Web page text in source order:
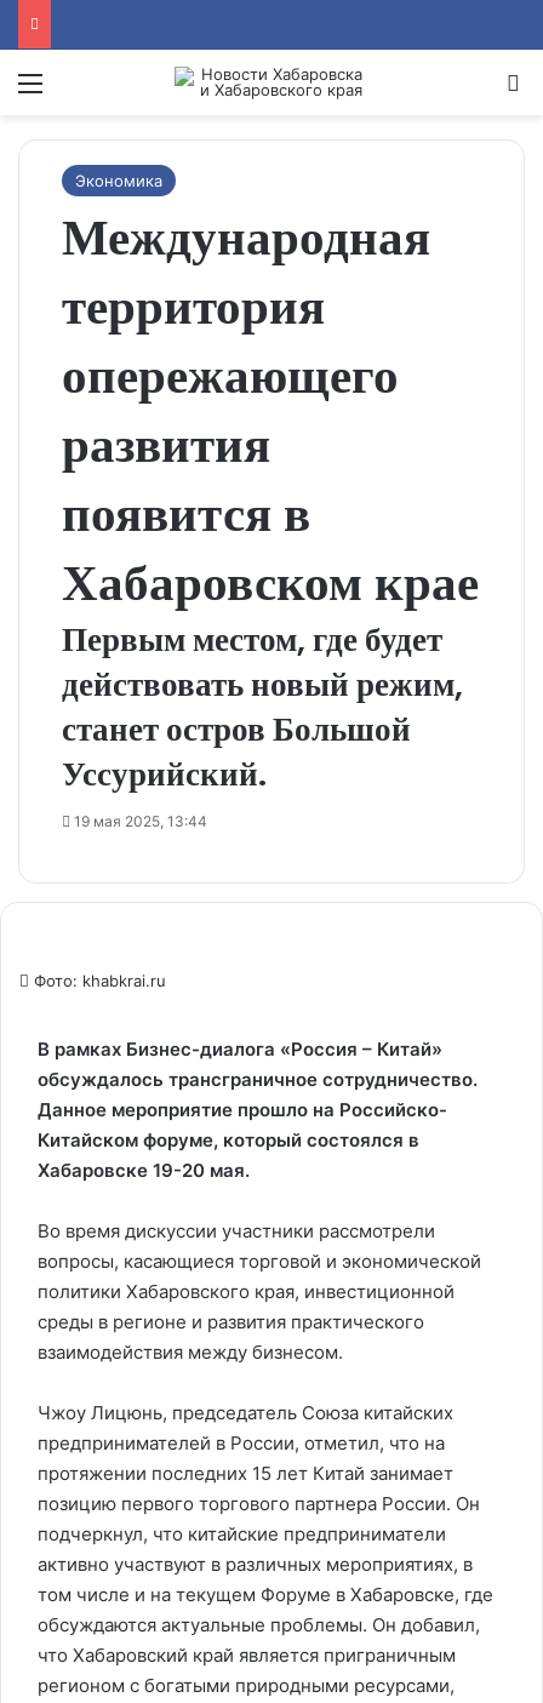
Menu
Экономика
Международная
территория
опережающего
развития
появится в
Хабаровском крае
Первым местом, где будет
действовать новый режим,
станет остров Большой
Уссурийский.
19 мая 2025, 13:44
Фото: khabkrai.ru
В рамках Бизнес-диалога «Россия – Китай»
обсуждалось трансграничное сотрудничество.
Данное мероприятие прошло на Российско-
Китайском форуме, который состоялся в
Хабаровске 19-20 мая.
Во время дискуссии участники рассмотрели
вопросы, касающиеся торговой и экономической
политики Хабаровского края, инвестиционной
среды в регионе и развития практического
взаимодействия между бизнесом.
Чжоу Лицюнь, председатель Союза китайских
предпринимателей в России, отметил, что на
протяжении последних 15 лет Китай занимает
позицию первого торгового партнера России. Он
подчеркнул, что китайские предприниматели
активно участвуют в различных мероприятиях, в
том числе и на текущем Форуме в Хабаровске, где
обсуждаются актуальные проблемы. Он добавил,
что Хабаровский край является приграничным
регионом с богатыми природными ресурсами,